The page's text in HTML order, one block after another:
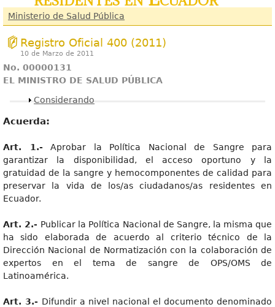
Ministerio de Salud Pública
Registro Oficial 400 (2011)
10 de Marzo de 2011
No. 00000131
EL MINISTRO DE SALUD PÚBLICA
Mostrar
Considerando
Acuerda:
Art. 1.- Aprobar la Política Nacional de Sangre para
garantizar la disponibilidad, el acceso oportuno y la
gratuidad de la sangre y hemocomponentes de calidad para
preservar la vida de los/as ciudadanos/as residentes en
Ecuador.
Art. 2.- Publicar la Política Nacional de Sangre, la misma que
ha sido elaborada de acuerdo al criterio técnico de la
Dirección Nacional de Normatización con la colaboración de
expertos en el tema de sangre de OPS/OMS de
Latinoamérica.
Art. 3.- Difundir a nivel nacional el documento denominado